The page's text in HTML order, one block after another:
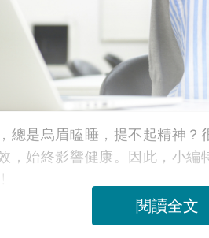
總是烏眉瞌睡，提不起精神
，始終影響健康。因此，小編
閱讀全文